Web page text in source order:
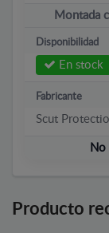
Montada
Disponibilidad
En stock
Fabricante
Scut
Producto